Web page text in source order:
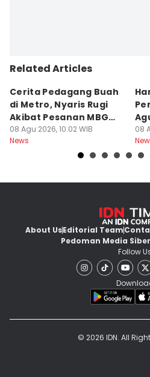
Related Articles
Cerita Pedagang Buah
di Metro, Nyaris Rugi
Akibat Pesanan MBG
Batal
08 Agu 2026, 10:02 WIB
News
08
About UsEditorial Team
Pedoman Media Siber
Follow
© 2026 IDN. All